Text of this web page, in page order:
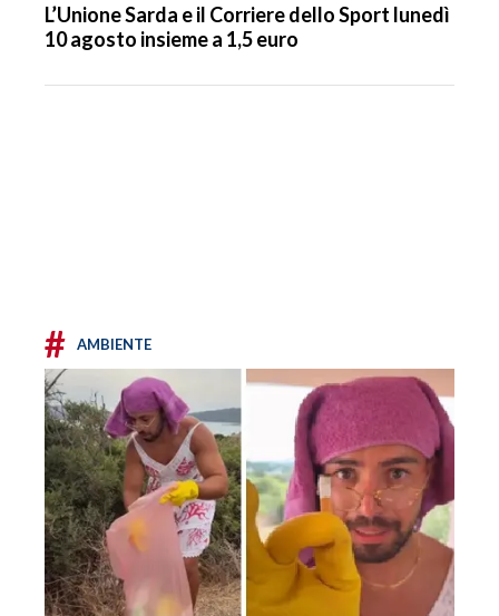
L’Unione Sarda e il Corriere dello Sport lunedì
10 agosto insieme a 1,5 euro
# AMBIENTE